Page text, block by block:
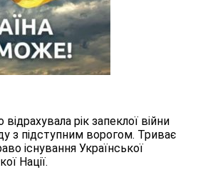
відрахувала рік запеклої війни
з підступним ворогом. Триває
існування Української
Нації.